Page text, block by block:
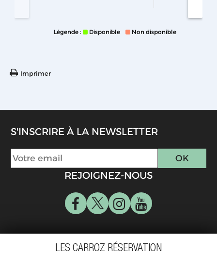
Légende : Disponible Non disponible
Imprimer
S'INSCRIRE À LA NEWSLETTER
REJOIGNEZ-NOUS
LES CARROZ RÉSERVATION